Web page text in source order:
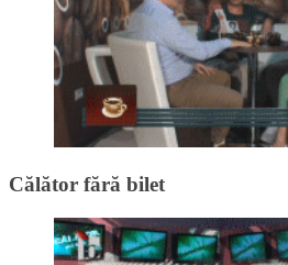
Călător fără bilet